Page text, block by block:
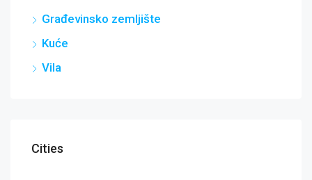
Građevinsko zemljište
Kuće
Vila
Cities